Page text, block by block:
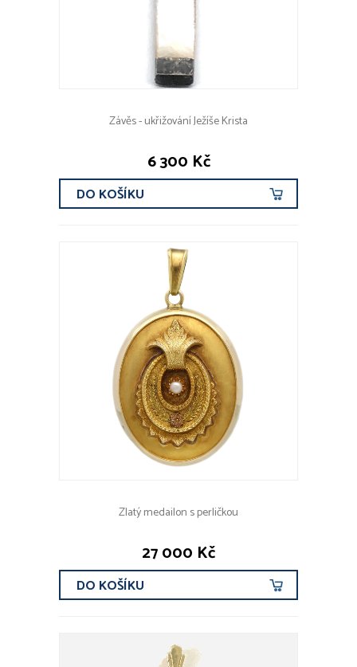
Závěs - ukřižování Ježíše Krista
6 300 Kč
DO KOŠÍKU
Zlatý medailon s perličkou
27 000 Kč
DO KOŠÍKU